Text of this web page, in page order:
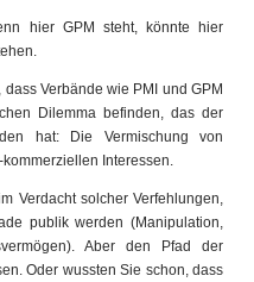
hier GPM steht, könnte hier
Verbände wie PMI und GPM
Dilemma befinden, das der
hat: Die Vermischung von
Interessen.
Verdacht solcher Verfehlungen,
publik werden (Manipulation,
Aber den Pfad der
Oder wussten Sie schon, dass